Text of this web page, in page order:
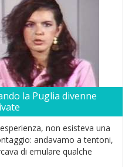
la Puglia divenne
non esisteva una
andavamo a tentoni,
di emulare qualche